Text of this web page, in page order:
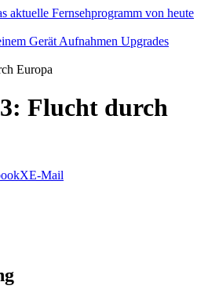
Gerät Aufnahmen Upgrades
Flucht durch
XE-Mail